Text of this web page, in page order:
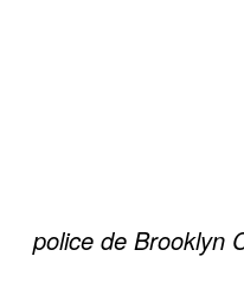
police de Brooklyn